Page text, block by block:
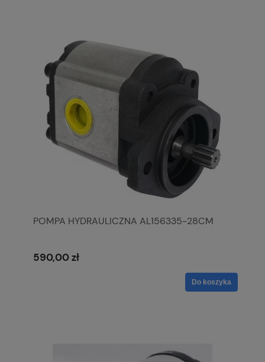
POMPA HYDRAULICZNA AL156335-28CM
590,00 zł
Do koszyka